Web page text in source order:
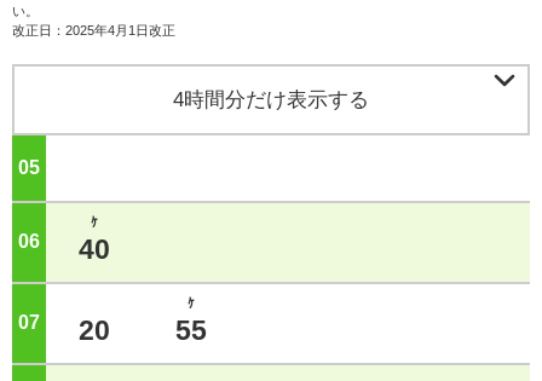
い。
改正日：2025年4月1日改正
4時間分だけ表示する 
05
06
ｹ
40
07 20
ｹ
55